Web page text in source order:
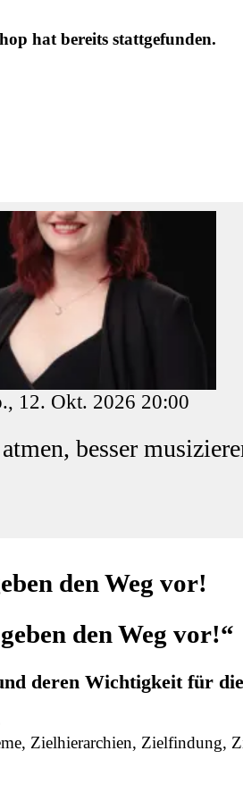
hat bereits stattgefunden.
12. Okt. 2026 20:00
besser
den Weg vor!
den Weg vor!“
deren Wichtigkeit für
Zielhierarchien, Zielfindung,